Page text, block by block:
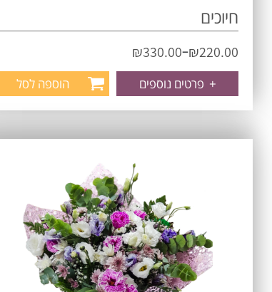
חיוכים
₪220.00
–
₪330.00
+ פרטים נוספים הוספה לסל